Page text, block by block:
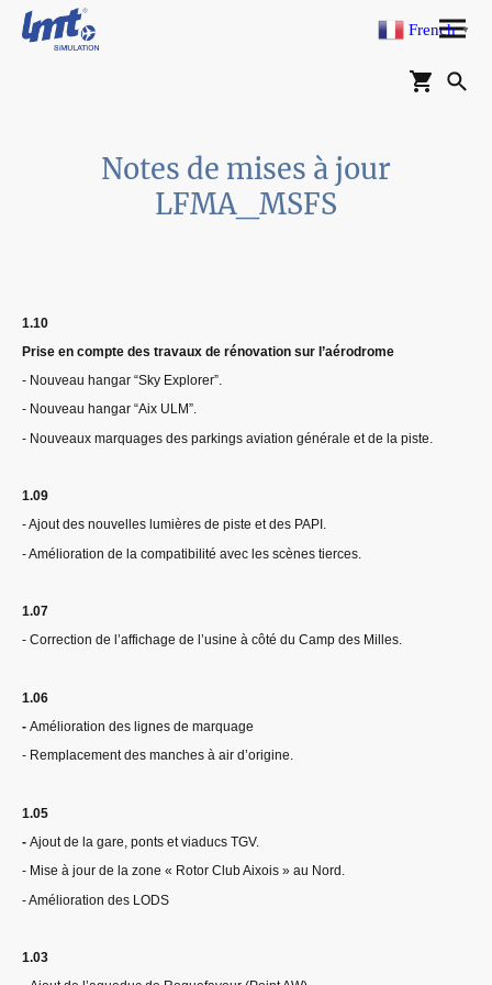
Notes de mises à jour
LFMA_MSFS
1.10
Prise en compte des travaux de rénovation sur l’aérodrome
- Nouveau hangar “Sky Explorer”.
- Nouveau hangar “Aix ULM”.
- Nouveaux marquages des parkings aviation générale et de la piste.
1.09
- Ajout des nouvelles lumières de piste et des PAPI.
- Amélioration de la compatibilité avec les scènes tierces.
1.07
- Correction de l’affichage de l’usine à côté du Camp des Milles.
1.06
- Amélioration des lignes de marquage
- Remplacement des manches à air d’origine.
1.05
- Ajout de la gare, ponts et viaducs TGV.
- Mise à jour de la zone « Rotor Club Aixois » au Nord.
- Amélioration des LODS
1.03
French ▼